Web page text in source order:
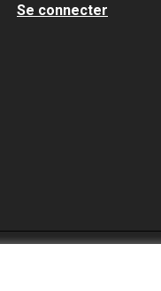
Se connecter